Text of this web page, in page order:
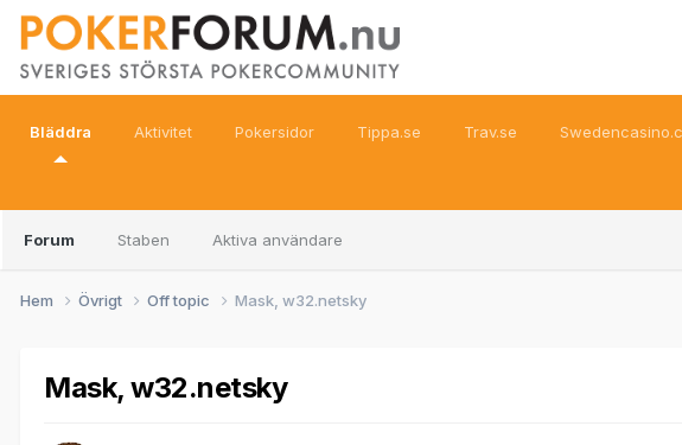
Bläddra
Forum Staben Aktiva användare
Aktivitet Pokersidor Tippa.se Trav.se
Hem Övrigt Off topic Mask, w32.netsky
Mask, w32.netsky